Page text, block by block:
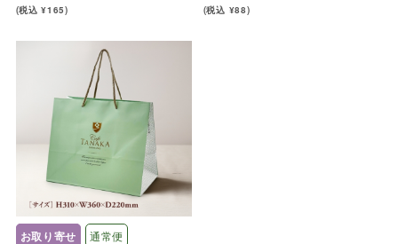
(税込 ¥165) (税込 ¥88)
お取り寄せ 通常便